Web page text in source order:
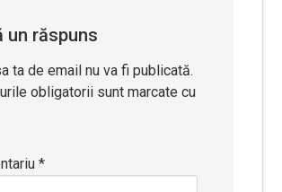
un răspuns
ta de email nu va fi publicată.
obligatorii sunt marcate cu
*